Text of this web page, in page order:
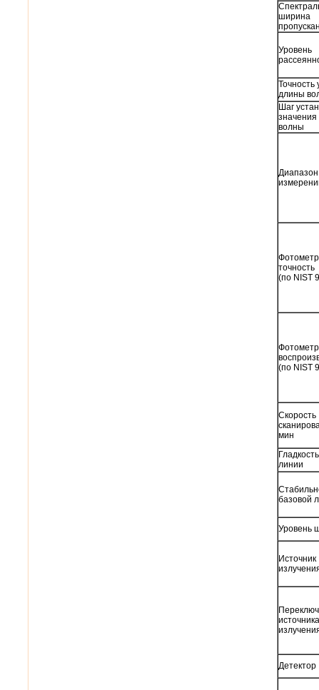
ширина
Уровень
Точность
длины
Шаг
волны
Диапазон
точность
(по NIST
(по NIST
Скорость
мин
линии
базовой
Уровень
Источник
источника
Детектор